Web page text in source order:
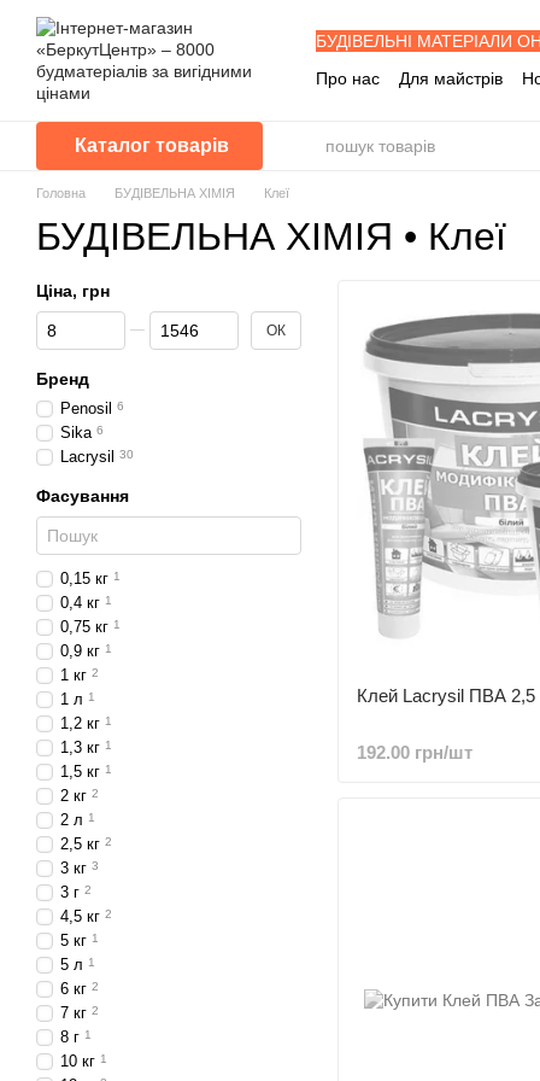
Перейти до основного контенту
БУДІВЕЛЬНІ МАТЕРІАЛИ
Про нас
Для майстрів
Питання - Відповіді
Каталог товарів
Головна БУДІВЕЛЬНА ХІМІЯ Клеї
БУДІВЕЛЬНА ХІМІЯ • Клеї
Клей Lacrysil ПВА 2,5
192.00 грн/шт
Ціна, грн
Від Ціна, грн
До Ціна, грн ОК
Бренд
Penosil 6
Sika 6
Lacrysil 30
Фасування
0,15 кг 1
0,4 кг 1
0,75 кг 1
0,9 кг 1
1 кг 2
1 л 1
1,2 кг 1
1,3 кг 1
1,5 кг 1
2 кг 2
2 л 1
2,5 кг 2
3 кг 3
3 г 2
4,5 кг 2
5 кг 1
5 л 1
6 кг 2
7 кг 2
8 г 1
10 кг 1